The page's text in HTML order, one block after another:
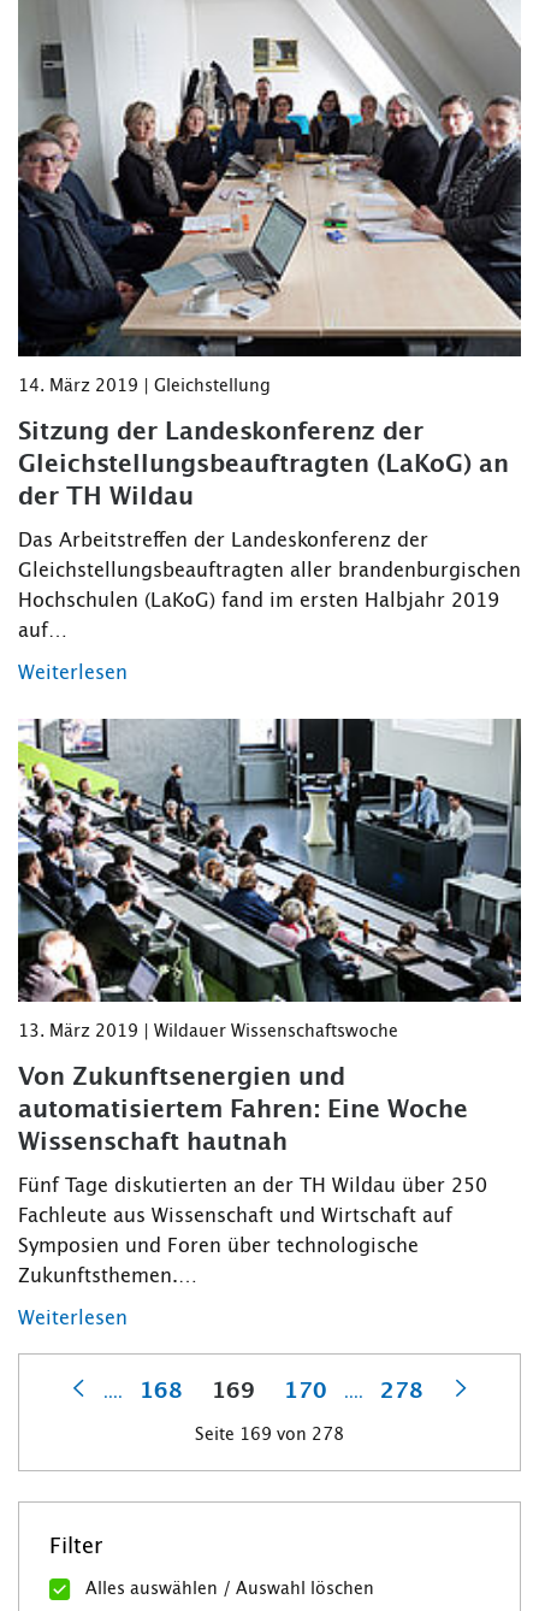
14. März 2019 | Gleichstellung
Sitzung der Landeskonferenz der
Gleichstellungsbeauftragten (LaKoG) an
der TH Wildau
Das Arbeitstreffen der Landeskonferenz der
Gleichstellungsbeauftragten aller brandenburgischen
Hochschulen (LaKoG) fand im ersten Halbjahr 2019
auf…
Weiterlesen
13. März 2019 | Wildauer Wissenschaftswoche
Von Zukunftsenergien und
automatisiertem Fahren: Eine Woche
Wissenschaft hautnah
Fünf Tage diskutierten an der TH Wildau über 250
Fachleute aus Wissenschaft und Wirtschaft auf
Symposien und Foren über technologische
Zukunftsthemen.…
Weiterlesen
.... 168 169 170 ....
278
Seite 169 von 278
Filter
Alles auswählen / Auswahl löschen